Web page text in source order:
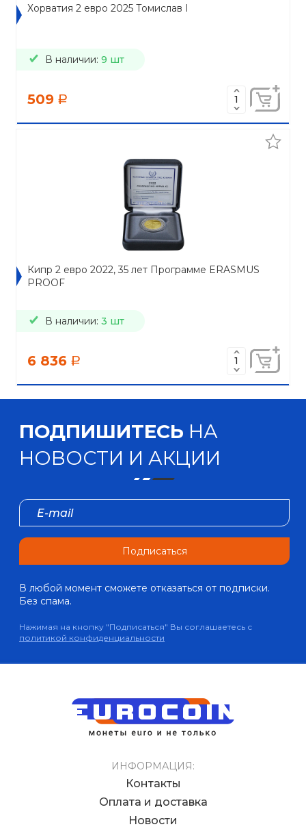
Хорватия 2 евро 2025 Томислав I
В наличии: 9 шт
509 a
Кипр 2 евро 2022, 35 лет Программе ERASMUS
PROOF
В наличии: 3 шт
6 836 a
ПОДПИШИТЕСЬ НА
НОВОСТИ И АКЦИИ
Подписаться
В любой момент сможете отказаться от подписки.
Без спама.
Нажимая на кнопку "Подписаться" Вы соглашаетесь с
политикой конфиденциальности
ИНФОРМАЦИЯ:
Контакты
Оплата и доставка
Новости